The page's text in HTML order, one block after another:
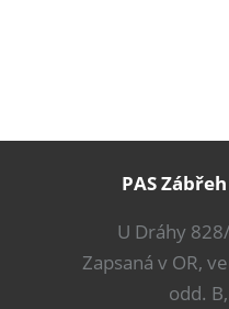
PAS
U Dráhy
Zapsaná v OR,
odd.